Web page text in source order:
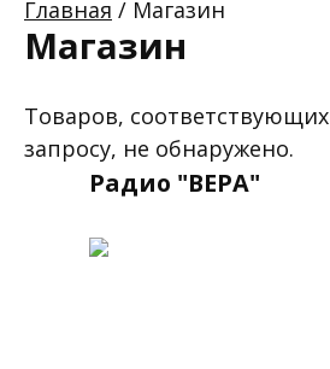
Главная / Магазин
Магазин
Товаров,
запросу, не обнаружено.
Радио "ВЕРА"